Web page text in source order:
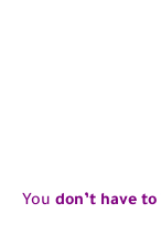
You don’t have to